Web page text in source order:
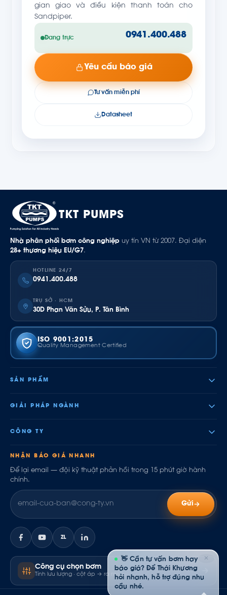
gian giao và điều kiện thanh toán cho
Sandpiper.
Đang trực 0941.400.488
Yêu cầu báo giá
Tư vấn miễn phí
Datasheet
TKT PUMPS
Nhà phân phối bơm công nghiệp uy tín VN từ 2007. Đại diện
28+ thương hiệu EU/G7.
HOTLINE 24/7
0941.400.488
TRỤ SỞ · HCM
30D Phan Văn Sửu, P. Tân Bình
ISO 9001:2015
Quality Management Certified
SẢN PHẨM
GIẢI PHÁP NGÀNH
CÔNG TY
NHẬN BÁO GIÁ NHANH
Để lại email — đội kỹ thuật phản hồi trong 15 phút giờ hành
chính.
Gửi
ZL
Công cụ chọn bơm
Tính lưu lượng · cột áp → ra model
✕
👋 Cần tư vấn bơm hay
báo giá? Để Thái Khương
hỏi nhanh, hỗ trợ đúng nhu
cầu nhé.